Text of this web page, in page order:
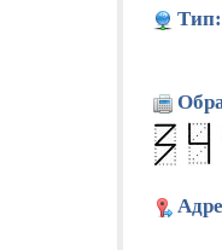
Тип: